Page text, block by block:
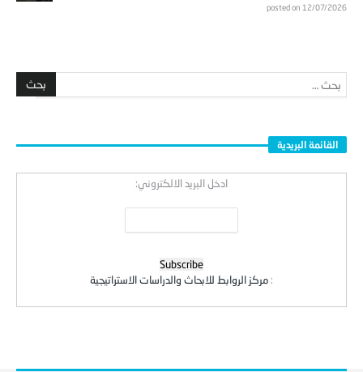
posted on 12/07/2026
القائمة البريدية
ادخل البريد الالكتروني:
: مركز الروابط للابحاث والدراسات الاستراتيجية